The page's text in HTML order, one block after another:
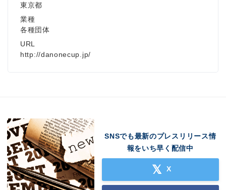
東京都
業種
各種団体
URL
http://danonecup.jp/
SNSでも最新のプレスリリース情
報をいち早く配信中
X